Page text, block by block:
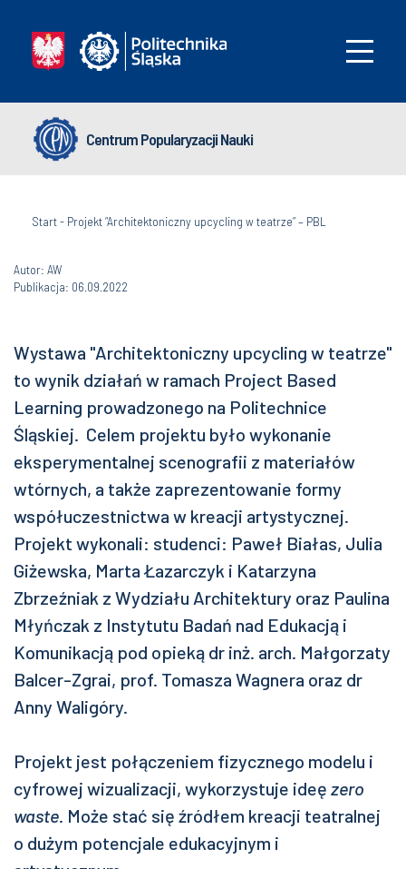
Centrum Popularyzacji Nauki
Start- Projekt “Architektoniczny upcycling w teatrze” – PBL
Autor: AW
Publikacja: 06.09.2022
Wystawa "Architektoniczny upcycling w teatrze"
to wynik działań w ramach Project Based
Learning prowadzonego na Politechnice
Śląskiej. Celem projektu było wykonanie
eksperymentalnej scenografii z materiałów
wtórnych, a także zaprezentowanie formy
współuczestnictwa w kreacji artystycznej.
Projekt wykonali: studenci: Paweł Białas, Julia
Giżewska, Marta Łazarczyk i Katarzyna
Zbrzeźniak z Wydziału Architektury oraz Paulina
Młyńczak z Instytutu Badań nad Edukacją i
Komunikacją pod opieką dr inż. arch. Małgorzaty
Balcer-Zgrai, prof. Tomasza Wagnera oraz dr
Anny Waligóry.
Projekt jest połączeniem fizycznego modelu i
cyfrowej wizualizacji, wykorzystuje ideę zero
waste. Może stać się źródłem kreacji teatralnej
o dużym potencjale edukacyjnym i